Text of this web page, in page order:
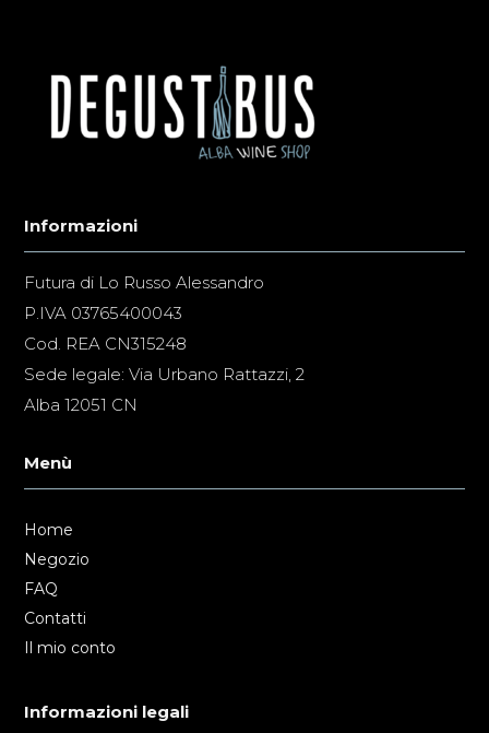
Informazioni
Futura di Lo Russo Alessandro
P.IVA 03765400043
Cod. REA CN315248
Sede legale: Via Urbano Rattazzi, 2
Alba 12051 CN
Menù
Home
Negozio
FAQ
Contatti
Il mio conto
Informazioni legali